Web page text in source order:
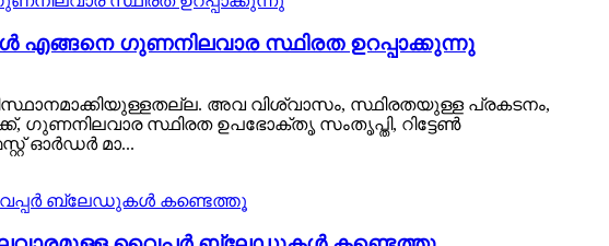
എങ്ങനെ ഗുണനിലവാര സ്ഥിരത ഉറപ്പാക്കുന്നു
അവ വിശ്വാസം, സ്ഥിരതയുള്ള പ്രകടനം,
ഗുണനിലവാര സ്ഥിരത ഉപഭോക്തൃ സംതൃപ്തി, റിട്ടേൺ
ഓർഡർ മാ...